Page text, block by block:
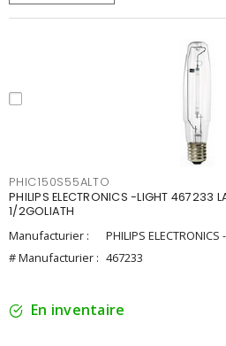
PHIC150S55ALTO
PHILIPS ELECTRONICS -LIGHT 467233
1/2GOLIATH
Manufacturier :
PHILIPS ELECTRONICS
# Manufacturier : 467233
En inventaire